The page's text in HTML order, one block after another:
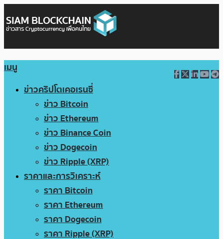
เมนู
ข่าวคริปโตเคอเรนซี่
ข่าว Bitcoin
ข่าว Ethereum
ข่าว Binance Coin
ข่าว Dogecoin
ข่าว Ripple (XRP)
ราคาและการวิเคราะห์
ราคา Bitcoin
ราคา Ethereum
ราคา Dogecoin
ราคา Ripple (XRP)